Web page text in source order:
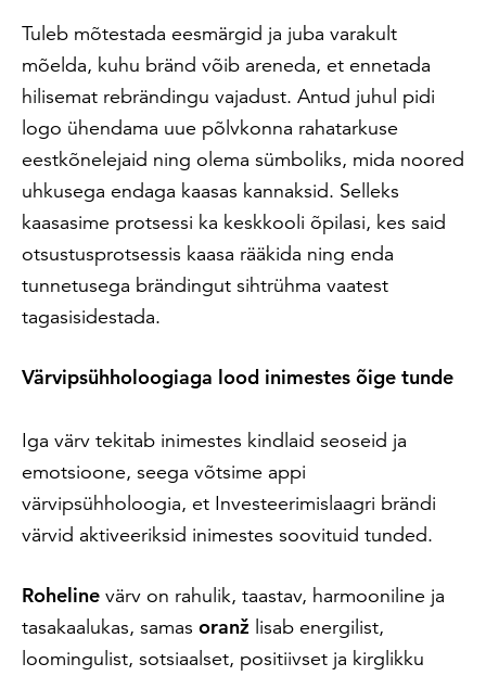
Tuleb mõtestada eesmärgid ja juba varakult
mõelda, kuhu bränd võib areneda, et ennetada
hilisemat rebrändingu vajadust. Antud juhul pidi
logo ühendama uue põlvkonna rahatarkuse
eestkõnelejaid ning olema sümboliks, mida noored
uhkusega endaga kaasas kannaksid. Selleks
kaasasime protsessi ka keskkooli õpilasi, kes said
otsustusprotsessis kaasa rääkida ning enda
tunnetusega brändingut sihtrühma vaatest
tagasisidestada.
Värvipsühholoogiaga lood inimestes õige tunde
Iga värv tekitab inimestes kindlaid seoseid ja
emotsioone, seega võtsime appi
värvipsühholoogia, et Investeerimislaagri brändi
värvid aktiveeriksid inimestes soovituid tunded.
Roheline värv on rahulik, taastav, harmooniline ja
tasakaalukas, samas oranž lisab energilist,
loomingulist, sotsiaalset, positiivset ja kirglikku